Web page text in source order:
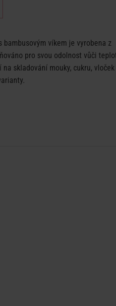
bambusovým víkem je vyrobena z
pro svou odolnost vůči
skladování mouky, cukru, vloček